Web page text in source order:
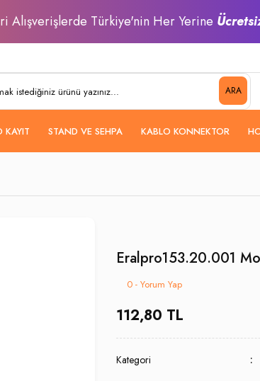
Alışverişlerde Türkiye'nin Her Yerine
ARA
KAYIT STAND VE SEHPA KABLO KONNEKTOR
Eralpro153.20.001
0 - Yorum Yap
112,80 TL
Kategori